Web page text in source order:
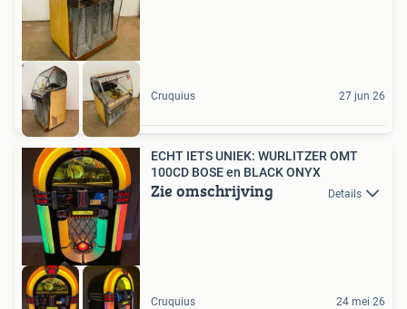
Cruquius 27 jun 26
ECHT IETS UNIEK: WURLITZER OMT
100CD BOSE en BLACK ONYX
Zie omschrijving Details
Cruquius 24 mei 26